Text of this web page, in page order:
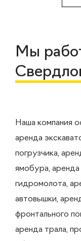
Мы
Наша компания
аренда
погрузчика,
ямобура, аренда
гидромолота,
автовышки,
фронтального
аренда трала,